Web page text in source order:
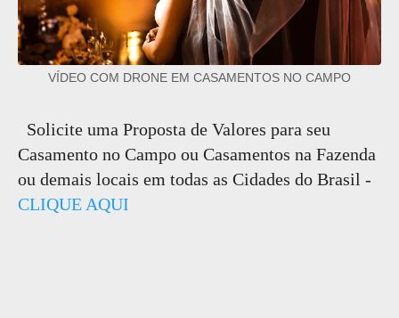
VÍDEO COM DRONE EM CASAMENTOS NO CAMPO
Solicite uma Proposta de Valores para seu
Casamento no Campo ou Casamentos na Fazenda
ou demais locais em todas as Cidades do Brasil -
CLIQUE AQUI